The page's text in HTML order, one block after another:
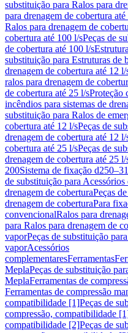
substituição para Ralos para
para drenagem de cobertura
Ralos para drenagem de
cobertura até 100 l/sPeças de
de cobertura até 100 l/s
substituição para Estruturas de
drenagem de cobertura até 12 l/
ralos para drenagem de
de cobertura até 25 l/sProteção
incêndios para sistemas de
substituição para Ralos de
cobertura até 12 l/sPeças de
drenagem de cobertura até 12 l/
cobertura até 25 l/sPeças de
drenagem de cobertura até 25 l/
200Sistema de fixação
de substituição para Acessórios
drenagem de coberturaPeças
drenagem de coberturaPara
convencionalRalos para
para Ralos para drenagem de
vaporPeças de substituição
vaporAcessórios
complementaresFerramentas
MeplaPeças de substituição
MeplaFerramentas de
Ferramentas de compressão
compatibilidade [1]Peças de
compressão, compatibilidade
compatibilidade [2]Peças de